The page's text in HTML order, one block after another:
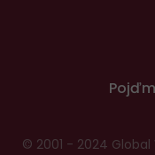
© 2001 - 2024 Global